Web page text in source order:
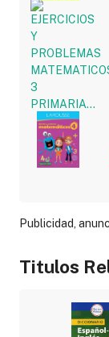
Publicidad,
Titulos